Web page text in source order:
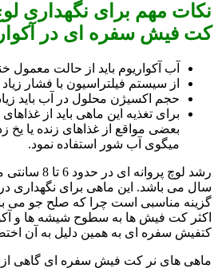
نکات مهم برای نگهداری
کت فیش سفره ای در
آب آکواریوم باید از حالت معمول
از سیستم فیلتراسیون با فشار زیاد
حجم اکسیژن محلول در آب باید
برای تغذیه این ماهی باید از
بعضی مواقع از غذاهای زنده یا یخ
میگوی آب شور استفاده نمود.
رشد لوچ
سال می باشد. این ماهی برای نگهداری
گزینه مناسبی است چرا که صلح جو می
اکثر کت فیش ها به سطوح شیشه ها و
کتفیش سفره ای به همین دلیل به آن
ماهی های نر کت فیش سفره ای گاهی از